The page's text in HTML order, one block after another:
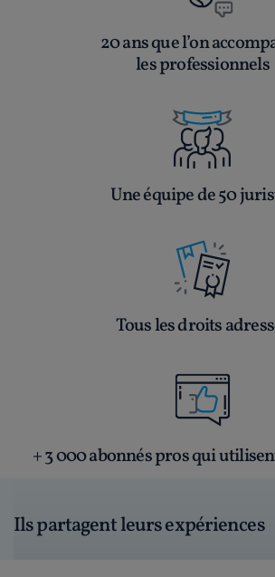
20 ans que l’on
les professionnels
Une équipe de 50
Tous les droits
+ 3 000 abonnés pros qui
Ils partagent leurs expériences